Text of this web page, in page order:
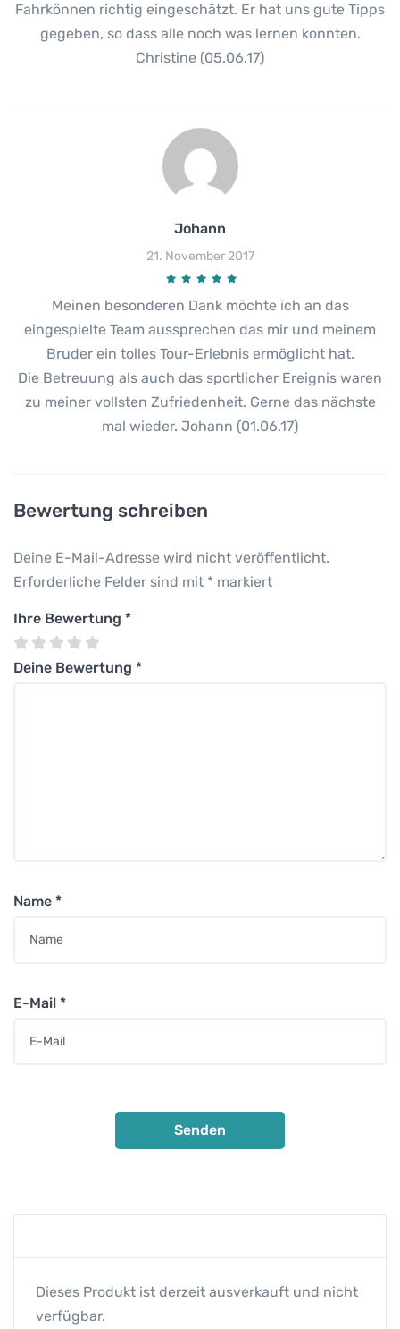
Fahrkönnen richtig eingeschätzt. Er hat uns gute Tipps
gegeben, so dass alle noch was lernen konnten.
Christine (05.06.17)
Johann
21. November 2017
Meinen besonderen Dank möchte ich an das
eingespielte Team aussprechen das mir und meinem
Bruder ein tolles Tour-Erlebnis ermöglicht hat.
Die Betreuung als auch das sportlicher Ereignis waren
zu meiner vollsten Zufriedenheit. Gerne das nächste
mal wieder. Johann (01.06.17)
Bewertung schreiben
Deine E-Mail-Adresse wird nicht veröffentlicht.
Erforderliche Felder sind mit * markiert
Ihre Bewertung *
Deine Bewertung *
Name *
E-Mail *
Dieses Produkt ist derzeit ausverkauft und nicht
verfügbar.